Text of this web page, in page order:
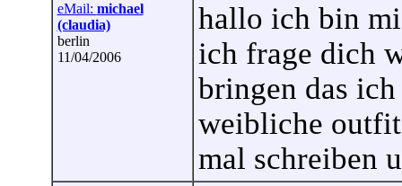
eMail: michael
(claudia)
berlin
11/04/2006
hallo ich bin
ich frage dich
bringen das
weibliche
mal schreiben